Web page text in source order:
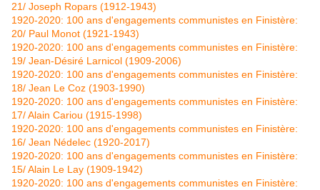
21/ Joseph Ropars (1912-1943)
1920-2020: 100 ans d'engagements communistes en Finistère:
20/ Paul Monot (1921-1943)
1920-2020: 100 ans d'engagements communistes en Finistère:
19/ Jean-Désiré Larnicol (1909-2006)
1920-2020: 100 ans d'engagements communistes en Finistère:
18/ Jean Le Coz (1903-1990)
1920-2020: 100 ans d'engagements communistes en Finistère:
17/ Alain Cariou (1915-1998)
1920-2020: 100 ans d'engagements communistes en Finistère:
16/ Jean Nédelec (1920-2017)
1920-2020: 100 ans d'engagements communistes en Finistère:
15/ Alain Le Lay (1909-1942)
1920-2020: 100 ans d'engagements communistes en Finistère: